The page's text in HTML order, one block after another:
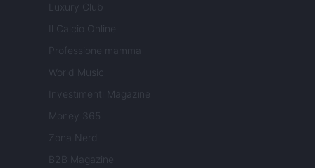
Luxury Club
Il Calcio Online
Professione mamma
World Music
Investimenti Magazine
Money 365
Zona Nerd
B2B Magazine